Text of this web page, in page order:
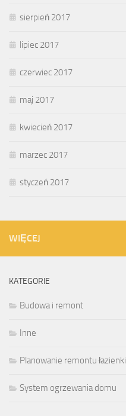
sierpień 2017
lipiec 2017
czerwiec 2017
maj 2017
kwiecień 2017
marzec 2017
styczeń 2017
WIĘCEJ
KATEGORIE
Budowa i remont
Inne
Planowanie remontu łazienki
System ogrzewania domu